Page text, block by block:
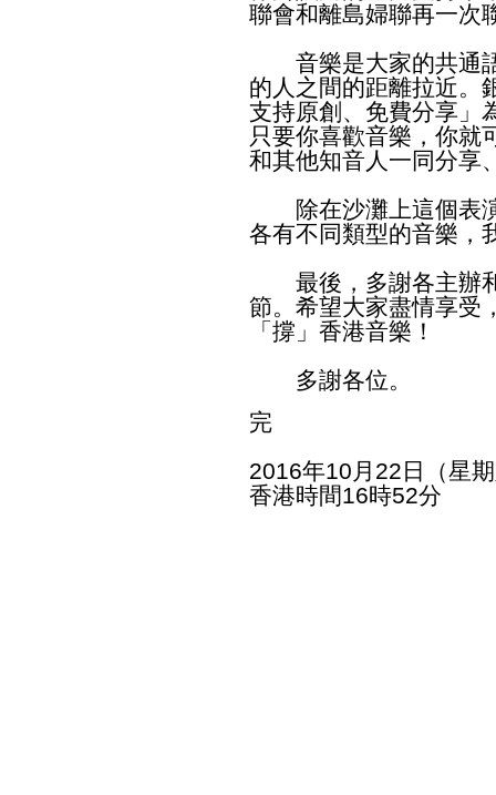
聯會和離島婦聯再一次
音樂是大家的共通語
的人之間的距離拉近。
支持原創、免費分享」
只要你喜歡音樂，你就
和其他知音人一同分享
除在沙灘上這個表演
各有不同類型的音樂，
最後，多謝各主辦和
節。希望大家盡情享受
「撐」香港音樂！
多謝各位。
完
2016年10月22日（星
香港時間16時52分